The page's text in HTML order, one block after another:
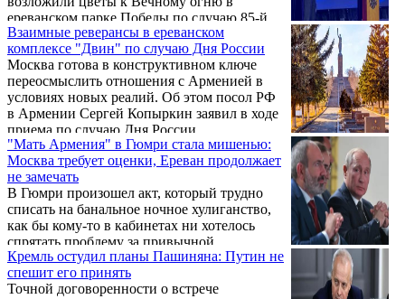
ереванском парке Победы по случаю 85-й
годовщины начала Великой Отечественной
войны.
Взаимные реверансы в ереванском
комплексе "Двин" по случаю Дня России
Москва готова в конструктивном ключе
переосмыслить отношения с Арменией в
условиях новых реалий. Об этом посол РФ
в Армении Сергей Копыркин заявил в ходе
приема по случаю Дня России.
"Мать Армения" в Гюмри стала мишенью:
Москва требует оценки, Ереван продолжает
не замечать
В Гюмри произошел акт, который трудно
списать на банальное ночное хулиганство,
как бы кому-то в кабинетах ни хотелось
спрятать проблему за привычной
бюрократической формулой «инцидент
выясняется». Неизвестные лица сорвали
позолоченные буквы с названиями городов-
Кремль остудил планы Пашиняна: Путин не
спешит его принять
Точной договоренности о встрече